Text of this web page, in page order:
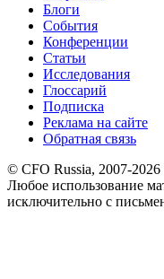
Блоги
События
Конференции
Статьи
Исследования
Глоссарий
Подписка
Реклама на сайте
Обратная связь
© CFO Russia, 2007-
Любое использование
исключительно с